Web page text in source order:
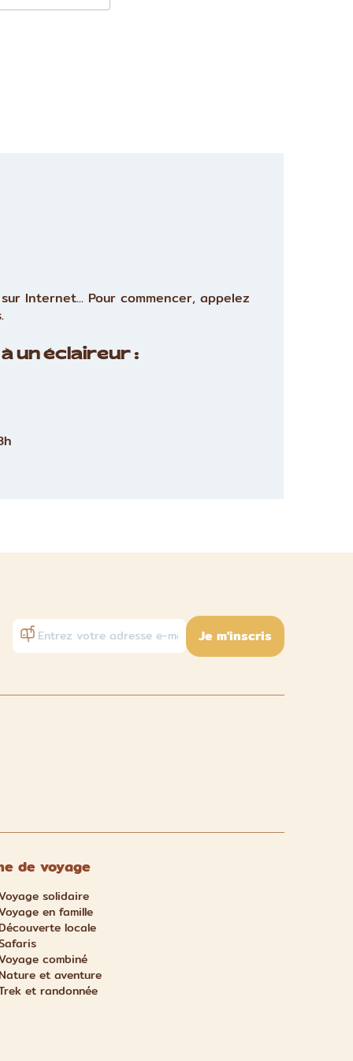
Internet... Pour commencer, appelez
un éclaireur :
Je m'inscris
de voyage
solidaire
en famille
locale
combiné
et aventure
et randonnée